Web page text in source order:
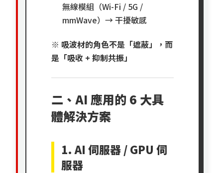
無線模組（Wi-Fi / 5G /
mmWave）→ 干擾敏感
※ 吸波材的角色不是「遮蔽」，而
是「吸收 + 抑制共振」
二、AI 應用的 6 大具
體解決方案
1. AI 伺服器 / GPU 伺
服器